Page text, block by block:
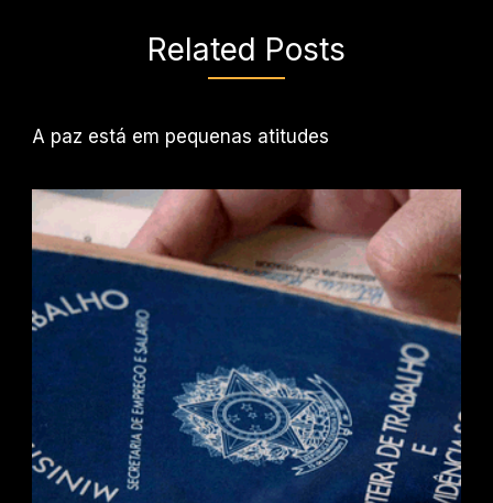
Related Posts
A paz está em pequenas atitudes